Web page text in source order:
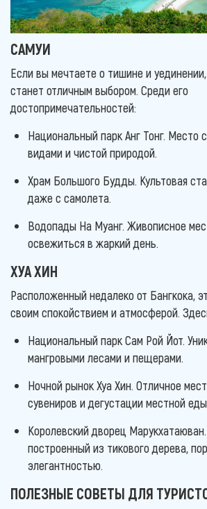
САМУИ
Если вы мечтаете о тишине и
станет отличным выбором. Среди его
достопримечательностей:
Национальный парк Анг Тонг. Место
видами и чистой природой.
Храм Большого Будды. Культовая
даже с самолета.
Водопады На Муанг. Живописное
освежиться в жаркий день.
ХУА ХИН
Расположенный недалеко от Бангкока,
своим спокойствием и атмосферой.
Национальный парк Сам Рой Йот.
мангровыми лесами и пещерами.
Ночной рынок Хуа Хин. Отличное
сувениров и дегустации местной
Королевский дворец
построенный из тикового дерева,
элегантностью.
ПОЛЕЗНЫЕ СОВЕТЫ ДЛЯ